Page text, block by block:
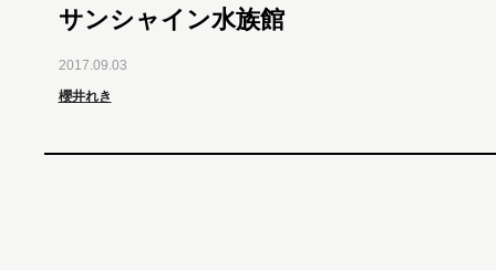
サンシャイン水族館
2017.09.03
櫻井れき